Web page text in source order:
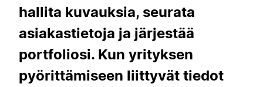
hallita kuvauksia, seurata
asiakastietoja ja järjestää
portfoliosi. Kun yrityksen
pyörittämiseen liittyvät tiedot